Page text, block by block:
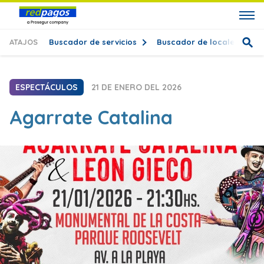
ATAJOS Buscador de servicios Buscador de locales
ESPECTÁCULOS 21 DE ENERO DEL 2026
Agarrate Catalina